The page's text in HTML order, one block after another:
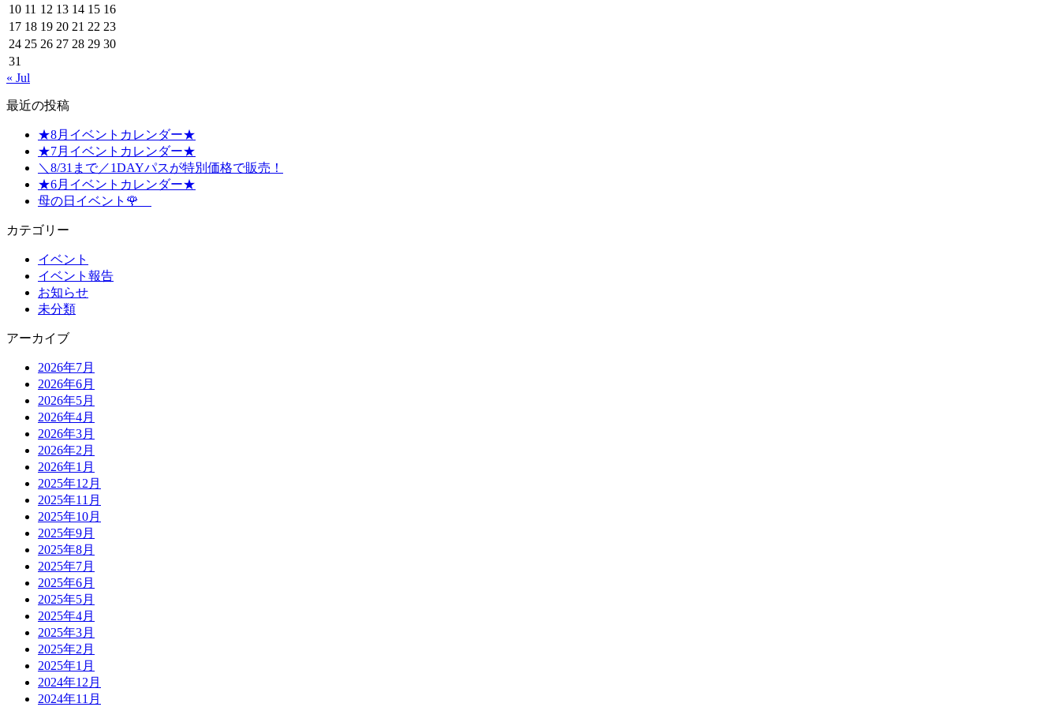
10 11 12 13 14 15 16
17 18 19 20 21 22 23
24 25 26 27 28 29 30
31
« Jul
最近の投稿
★8月イベントカレンダー★
★7月イベントカレンダー★
＼8/31まで／1DAYパスが特別価格で販売！
★6月イベントカレンダー★
母の日イベント🌹
カテゴリー
イベント
イベント報告
お知らせ
未分類
アーカイブ
2026年7月
2026年6月
2026年5月
2026年4月
2026年3月
2026年2月
2026年1月
2025年12月
2025年11月
2025年10月
2025年9月
2025年8月
2025年7月
2025年6月
2025年5月
2025年4月
2025年3月
2025年2月
2025年1月
2024年12月
2024年11月